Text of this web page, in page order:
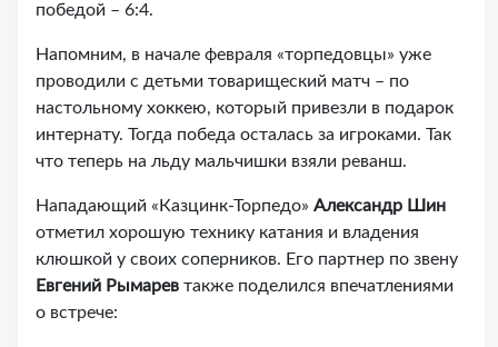
победой – 6:4.
Напомним, в начале февраля «торпедовцы» уже
проводили с детьми товарищеский матч – по
настольному хоккею, который привезли в подарок
интернату. Тогда победа осталась за игроками. Так
что теперь на льду мальчишки взяли реванш.
Нападающий «Казцинк-Торпедо» Александр Шин
отметил хорошую технику катания и владения
клюшкой у своих соперников. Его партнер по звену
Евгений Рымарев также поделился впечатлениями
о встрече: